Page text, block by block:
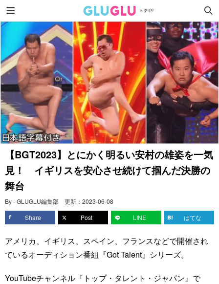
【BGT2023】とにかく明るい安村の雄姿を一気
見！ イギリスを安心させ続けて掴んだ決勝の
舞台
By - GLUGLU編集部 更新： 2023-06-08
Share
Post LINE はてな
アメリカ、イギリス、スペイン、フランスなどで開催され
ているオーディション番組『Got Talent』シリーズ。
YouTubeチャンネル『トップ・タレント・ジャパン』で